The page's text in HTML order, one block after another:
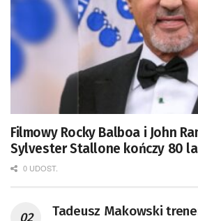
Filmowy Rocky Balboa i John
Sylvester Stallone kończy 80
0 UDOST.
Tadeusz Makowski